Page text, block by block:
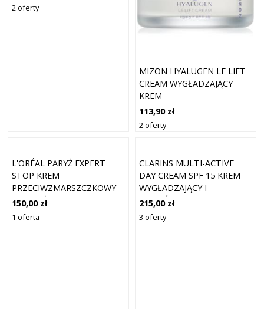
2 oferty
MIZON HYALUGEN LE LIFT
CREAM WYGŁADZAJĄCY
KREM
PRZECIWZMARSZCZKOWY
DLA ODŻYWIENIA I
OPTYMALNEGO
ML
113,90 zł
2 oferty
L'ORÉAL PARYŻ EXPERT
STOP KREM
PRZECIWZMARSZCZKOWY
DLA MĘŻCZYZN 50 ML
150,00 zł
1 oferta
CLARINS MULTI-ACTIVE
DAY CREAM SPF 15 KREM
WYGŁADZAJĄCY I
ROZJAŚNIAJĄCY SPF 15 50
ML
215,00 zł
3 oferty